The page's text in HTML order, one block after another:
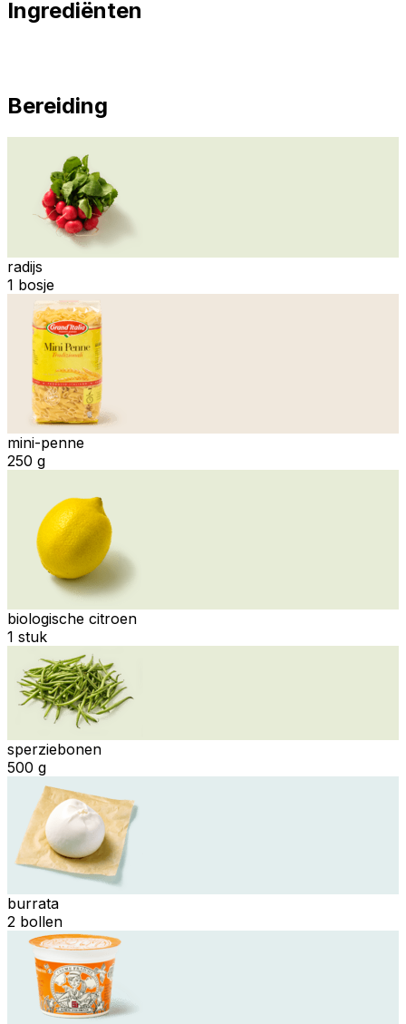
Ingrediënten
Bereiding
radijs
1 bosje
mini-penne
250 g
biologische citroen
1 stuk
sperziebonen
500 g
burrata
2 bollen